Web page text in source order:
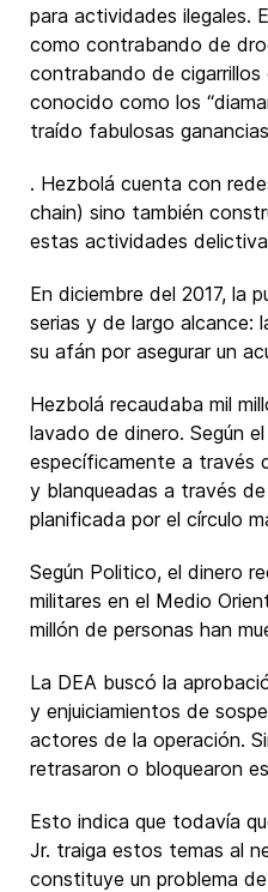
para actividades ilegales.
como contrabando de
contrabando de
conocido como los
traído fabulosas
. Hezbolá cuenta con
chain) sino también
estas actividades
En diciembre del 2017, la
serias y de largo alcance:
su afán por asegurar un
Hezbolá recaudaba mil
lavado de dinero. Según
específicamente a través
y blanqueadas a través
planificada por el círculo
Según Politico, el dinero
militares en el Medio
millón de personas han
La DEA buscó la
y enjuiciamientos de
actores de la operación.
retrasaron o bloquearon
Esto indica que todavía
Jr. traiga estos temas al
constituye un problema